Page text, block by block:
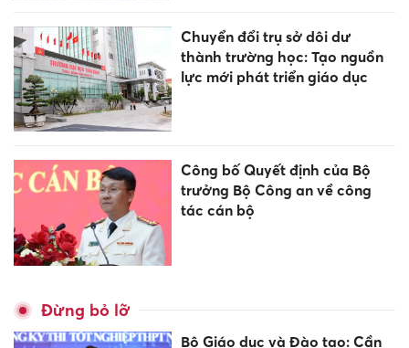
Chuyển đổi trụ sở dôi dư
thành trường học: Tạo nguồn
lực mới phát triển giáo dục
Công bố Quyết định của Bộ
trưởng Bộ Công an về công
tác cán bộ
Đừng bỏ lỡ
Bộ Giáo dục và Đào tạo: Cần